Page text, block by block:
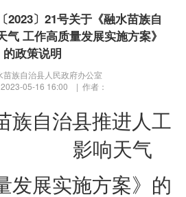
2023〕21号关于《融水苗族自
工作高质量发展实施方案》
的政策说明
苗族自治县人民政府办公室
2023-05-16 16:00 | 作者：
族自治县推进人工
影响天气
发展实施方案》的